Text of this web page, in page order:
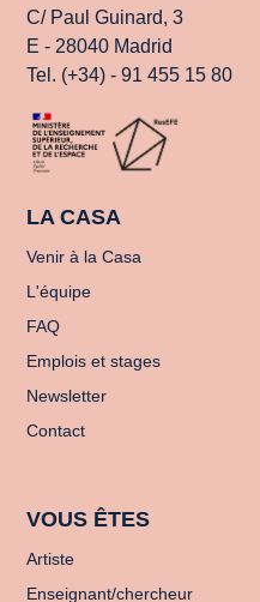
C/ Paul Guinard, 3
E - 28040 Madrid
Tel. (+34) - 91 455 15 80
LA CASA
Venir à la Casa
L'équipe
FAQ
Emplois et stages
Newsletter
Contact
VOUS ÊTES
Artiste
Enseignant/chercheur